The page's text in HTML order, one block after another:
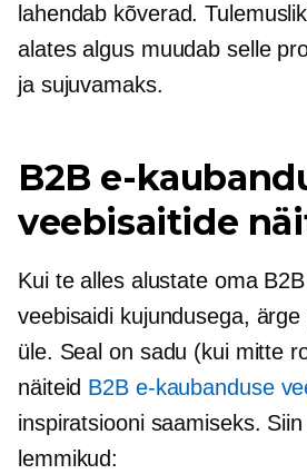
lahendab kõverad.
alatesalgusmuudab selle
ja sujuvamaks.
B2B e-
veebisaitide
Kui te alles alustate oma
veebisaidi kujundusega,
üle. Seal on sadu (kui mitte
näiteid B2B e-kaubanduse
inspiratsiooni saamiseks.
lemmikud: